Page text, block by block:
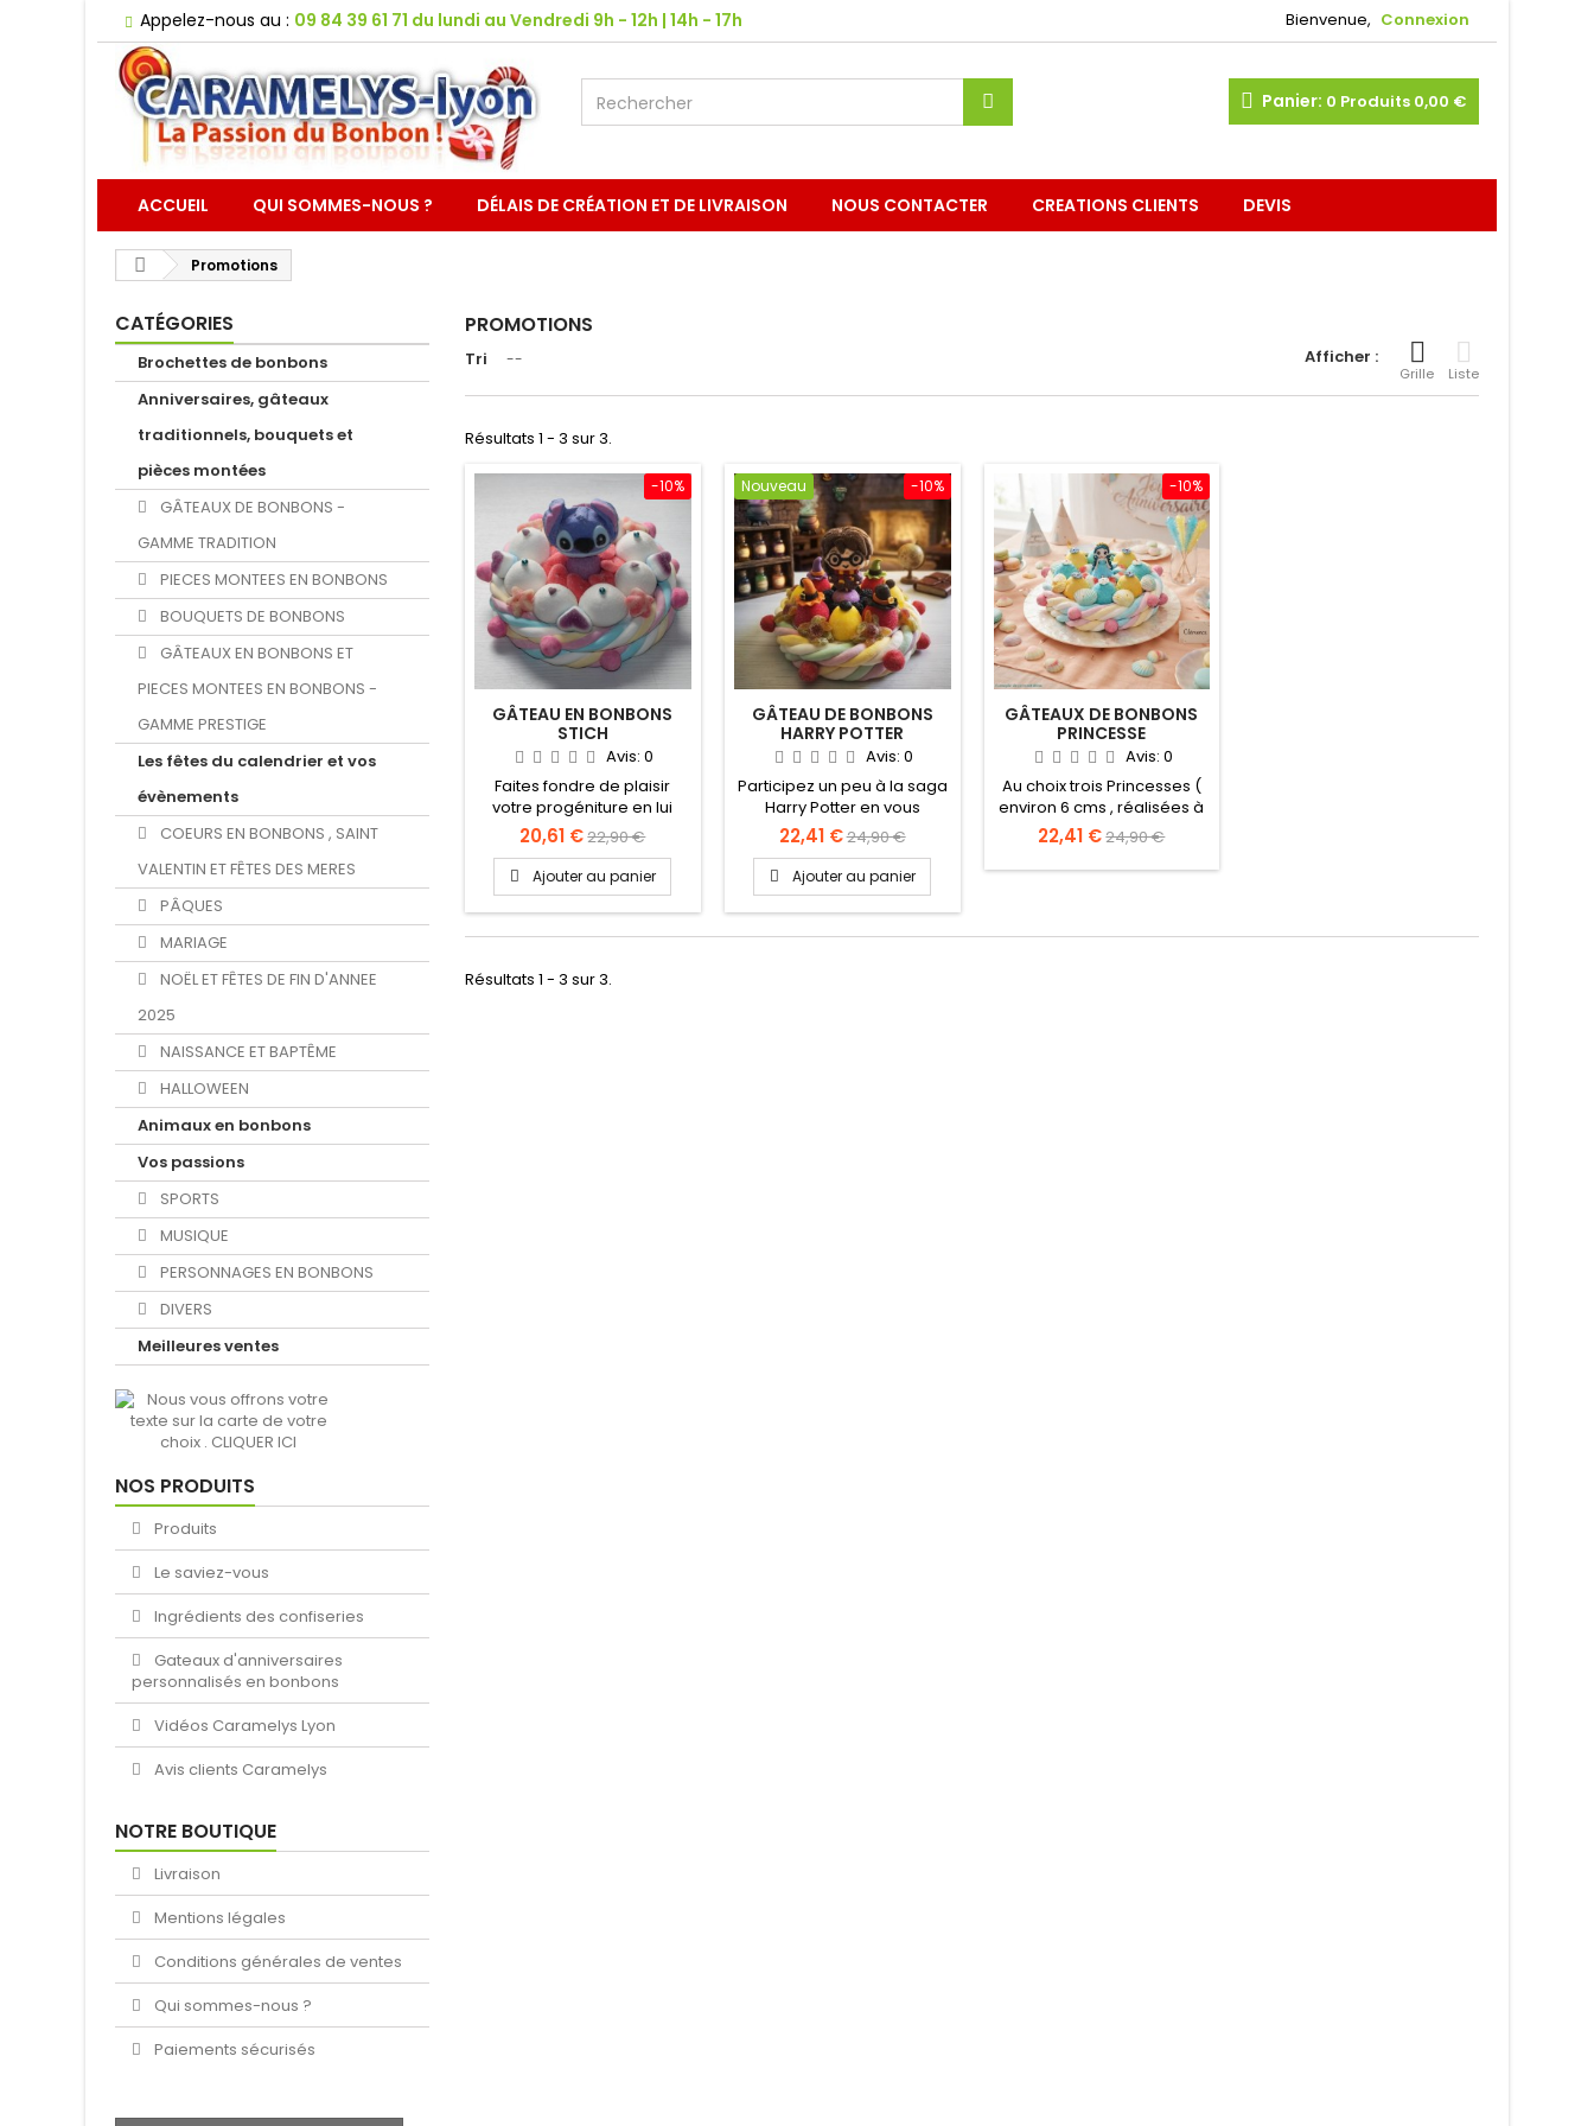
Bienvenue, Connexion
Appelez-nous au : 09 84 39 61 71 du lundi au Vendredi 9h - 12h | 14h - 17h
Panier: 0 Produits 0,00 €
ACCUEIL QUI SOMMES-NOUS ? DÉLAIS DE CRÉATION ET DE LIVRAISON NOUS CONTACTER CREATIONS CLIENTS DEVIS
Promotions
CATÉGORIES
Brochettes de bonbons
Anniversaires, gâteaux
traditionnels, bouquets et
pièces montées
GÂTEAUX DE BONBONS -
GAMME TRADITION
PIECES MONTEES EN BONBONS
BOUQUETS DE BONBONS
GÂTEAUX EN BONBONS ET
PIECES MONTEES EN BONBONS -
GAMME PRESTIGE
Les fêtes du calendrier et vos
évènements
COEURS EN BONBONS , SAINT
VALENTIN ET FÊTES DES MERES
PÂQUES
MARIAGE
NOËL ET FÊTES DE FIN D'ANNEE
2025
NAISSANCE ET BAPTÊME
HALLOWEEN
Animaux en bonbons
Vos passions
SPORTS
MUSIQUE
PERSONNAGES EN BONBONS
DIVERS
Meilleures ventes
NOS PRODUITS
Produits
Le saviez-vous
Ingrédients des confiseries
Gateaux d'anniversaires
personnalisés en bonbons
Vidéos Caramelys Lyon
Avis clients Caramelys
NOTRE BOUTIQUE
Livraison
Mentions légales
Conditions générales de ventes
Qui sommes-nous ?
Paiements sécurisés
PROMOTIONS
Afficher :
Grille Liste
Tri --
Résultats 1 - 3 sur 3.
GÂTEAU EN BONBONS
STICH
Avis:0
Faites fondre de plaisir
votre progéniture en lui
offrant le gâteau de
bonbons Stich. Une belle
façon d’émerveiller ses
petits camarades.
20,61 €22,90 €
-10%
Ajouter au panier
Nouveau
GÂTEAU DE BONBONS
HARRY POTTER
Avis:0
Participez un peu à la saga
Harry Potter en vous
régalant avec ce délicieux
gâteau de bonbons.
les Choixpeau magiques
vous permettrons de savoir
dans laquelle des quatre
maisons de Poudlard vous
22,41 €24,90 €
-10%
Ajouter au panier
GÂTEAUX DE BONBONS
PRINCESSE
Avis: 0
Au choix trois Princesses (
environ 6 cms , réalisées à
base de sucre ) différentes
pour choisir celle que vous
préférée
22,41 €24,90 €
-10%
Résultats 1 - 3 sur 3.